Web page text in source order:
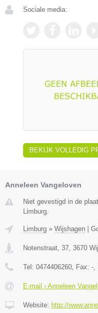
Sociale media:
BEKIJK VOLLEDIG
Anneleen Vangeloven
Niet gevestigd in de
Limburg.
Limburg » Wijshagen
Notenstraat, 37 3670
Tel: 0474406260 , Fax: -
E-mail › Anneleen
Website: http://